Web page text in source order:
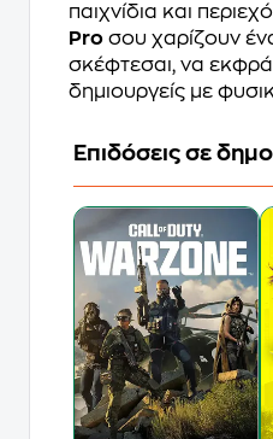
παιχνίδια και
Pro σου χαρίζουν
σκέφτεσαι, να
δημιουργείς με
Επιδόσεις σε